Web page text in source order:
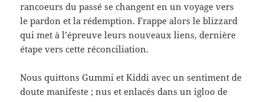
rancoeurs du passé se changent en un voyage vers
le pardon et la rédemption. Frappe alors le blizzard
qui met à l’épreuve leurs nouveaux liens, dernière
étape vers cette réconciliation.
Nous quittons Gummi et Kiddi avec un sentiment de
doute manifeste ; nus et enlacés dans un igloo de